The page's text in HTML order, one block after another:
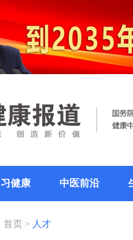
习健康 中医前沿
首页 > 人才